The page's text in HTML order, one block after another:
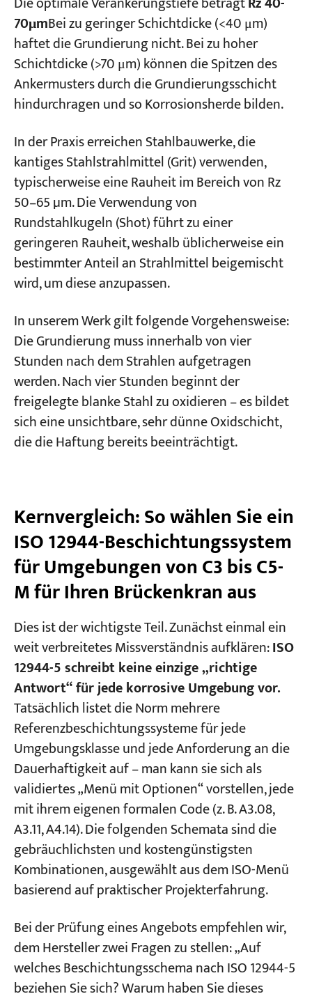
70μmBei zu geringer Schichtdicke (<40 μm)
haftet die Grundierung nicht. Bei zu hoher
Schichtdicke (>70 μm) können die Spitzen des
Ankermusters durch die Grundierungsschicht
hindurchragen und so Korrosionsherde bilden.
In der Praxis erreichen Stahlbauwerke, die
kantiges Stahlstrahlmittel (Grit) verwenden,
typischerweise eine Rauheit im Bereich von Rz
50–65 µm. Die Verwendung von
Rundstahlkugeln (Shot) führt zu einer
geringeren Rauheit, weshalb üblicherweise ein
bestimmter Anteil an Strahlmittel beigemischt
wird, um diese anzupassen.
In unserem Werk gilt folgende Vorgehensweise:
Die Grundierung muss innerhalb von vier
Stunden nach dem Strahlen aufgetragen
werden. Nach vier Stunden beginnt der
freigelegte blanke Stahl zu oxidieren – es bildet
sich eine unsichtbare, sehr dünne Oxidschicht,
die die Haftung bereits beeinträchtigt.
Kernvergleich: So wählen Sie ein
ISO 12944-Beschichtungssystem
für Umgebungen von C3 bis C5-
M für Ihren Brückenkran aus
Dies ist der wichtigste Teil. Zunächst einmal ein
weit verbreitetes Missverständnis aufklären:ISO
12944-5 schreibt keine einzige „richtige
Antwort“ für jede korrosive Umgebung vor.
Tatsächlich listet die Norm mehrere
Referenzbeschichtungssysteme für jede
Umgebungsklasse und jede Anforderung an die
Dauerhaftigkeit auf – man kann sie sich als
validiertes „Menü mit Optionen“ vorstellen, jede
mit ihrem eigenen formalen Code (z. B. A3.08,
A3.11, A4.14). Die folgenden Schemata sind die
gebräuchlichsten und kostengünstigsten
Kombinationen, ausgewählt aus dem ISO-Menü
basierend auf praktischer Projekterfahrung.
Bei der Prüfung eines Angebots empfehlen wir,
dem Hersteller zwei Fragen zu stellen: „Auf
welches Beschichtungsschema nach ISO 12944-5
beziehen Sie sich? Warum haben Sie dieses